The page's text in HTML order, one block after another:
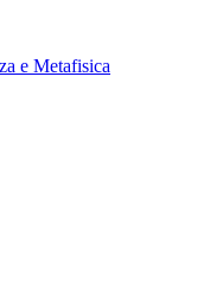
e Metafisica